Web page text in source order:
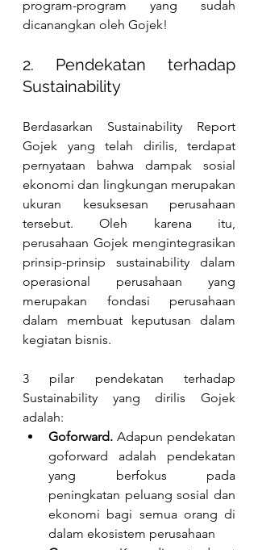
program-program yang sudah
dicanangkan oleh Gojek!
2. Pendekatan terhadap
Sustainability
Berdasarkan Sustainability Report
Gojek yang telah dirilis, terdapat
pernyataan bahwa dampak sosial
ekonomi dan lingkungan merupakan
ukuran kesuksesan perusahaan
tersebut. Oleh karena itu,
perusahaan Gojek mengintegrasikan
prinsip-prinsip sustainability dalam
operasional perusahaan yang
merupakan fondasi perusahaan
dalam membuat keputusan dalam
kegiatan bisnis.
3 pilar pendekatan terhadap
Sustainability yang dirilis Gojek
adalah:
Goforward. Adapun pendekatan
goforward adalah pendekatan
yang berfokus pada
peningkatan peluang sosial dan
ekonomi bagi semua orang di
dalam ekosistem perusahaan